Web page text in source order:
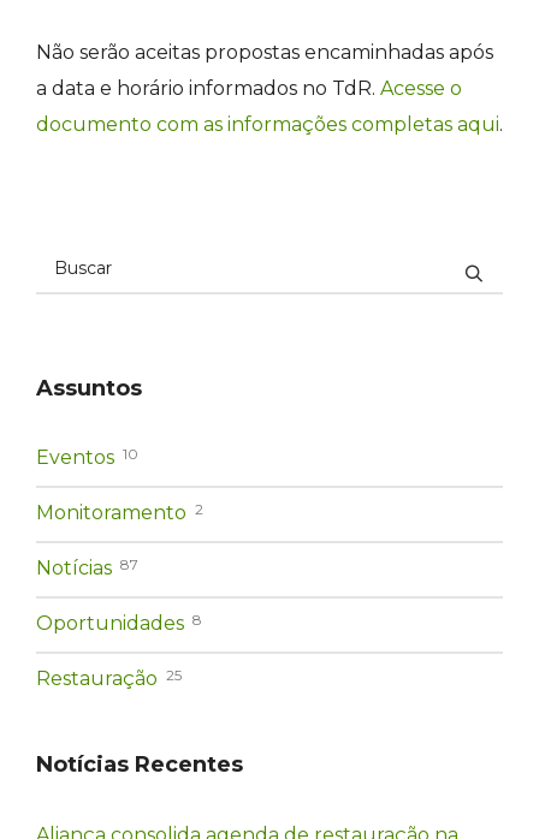
Não serão aceitas propostas encaminhadas após
a data e horário informados no TdR. Acesse o
documento com as informações completas aqui.
Assuntos
Eventos 10
Monitoramento 2
Notícias 87
Oportunidades 8
Restauração 25
Notícias Recentes